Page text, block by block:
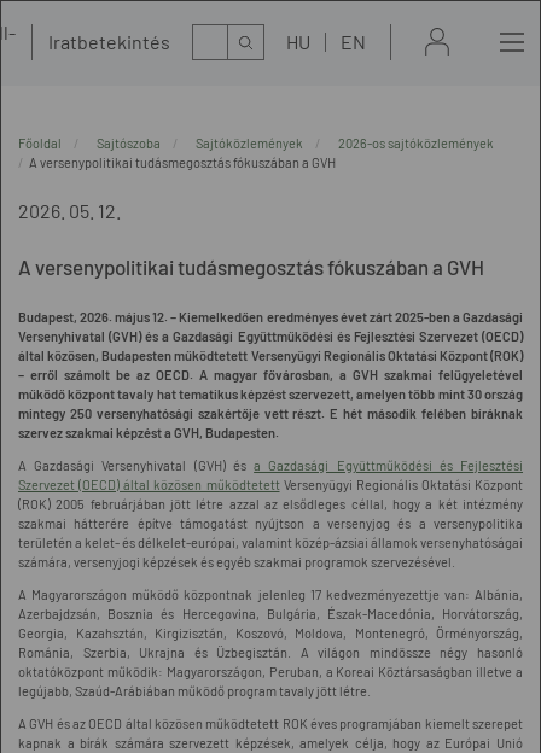
Iratbetekintés Kereső HU EN
Főoldal Sajtószoba Sajtóközlemények
2026-os sajtóközlemények
A versenypolitikai tudásmegosztás fókuszában a GVH
2026. 05. 12.
A versenypolitikai tudásmegosztás fókuszában a GVH
Budapest, 2026. május 12. – Kiemelkedően eredményes évet zárt 2025-ben a Gazdasági
Versenyhivatal (GVH) és a Gazdasági Együttműködési és Fejlesztési Szervezet (OECD)
által közösen, Budapesten működtetett Versenyügyi Regionális Oktatási Központ (ROK)
– erről számolt be az OECD. A magyar fővárosban, a GVH szakmai felügyeletével
működő központ tavaly hat tematikus képzést szervezett, amelyen több mint 30 ország
mintegy 250 versenyhatósági szakértője vett részt. E hét második felében bíráknak
szervez szakmai képzést a GVH, Budapesten.
A Gazdasági Versenyhivatal (GVH) ésa Gazdasági Együttműködési és Fejlesztési
Szervezet (OECD) által közösen működtetettVersenyügyi Regionális Oktatási Központ
(ROK) 2005 februárjában jött létre azzal az elsődleges céllal, hogy a két intézmény
szakmai hátterére építve támogatást nyújtson a versenyjog és a versenypolitika
területén a kelet- és délkelet-európai, valamint közép-ázsiai államok versenyhatóságai
számára, versenyjogi képzések és egyéb szakmai programok szervezésével.
A Magyarországon működő központnak jelenleg 17 kedvezményezettje van: Albánia,
Azerbajdzsán, Bosznia és Hercegovina, Bulgária, Észak-Macedónia, Horvátország,
Georgia, Kazahsztán, Kirgizisztán, Koszovó, Moldova, Montenegró, Örményország,
Románia, Szerbia, Ukrajna és Üzbegisztán. A világon mindössze négy hasonló
oktatóközpont működik: Magyarországon, Peruban, a Koreai Köztársaságban illetve a
legújabb, Szaúd-Arábiában működő program tavaly jött létre.
A GVH és az OECD által közösen működtetett ROK éves programjában kiemelt szerepet
kapnak a bírák számára szervezett képzések, amelyek célja, hogy az Európai Unió